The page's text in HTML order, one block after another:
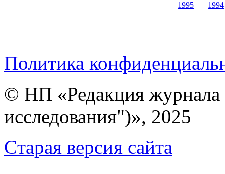
1995
1994
Политика
© НП «Редакция
исследования")», 2025
Cтарая версия сайта